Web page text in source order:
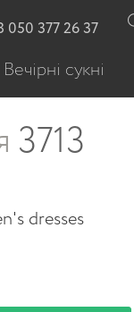
3713
dresses
050 377 26 37
Вечірні сукні